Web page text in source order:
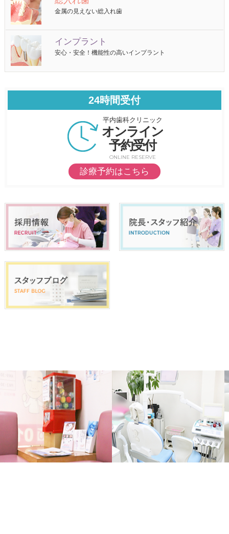
金属の見えない総入れ歯
インプラント
安心・安全！機能性の高いインプラント
24時間受付
平内歯科クリニック
オンライン
予約受付
ONLINE RESERVE
診療予約はこちら